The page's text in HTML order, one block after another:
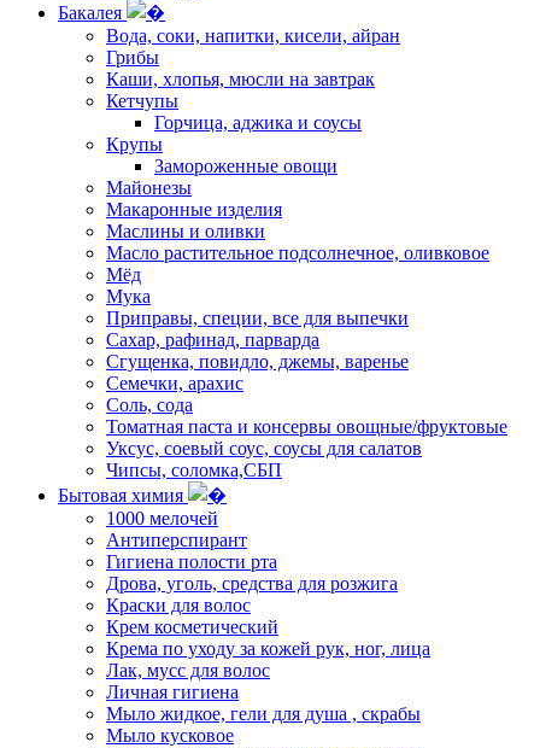
Бакалея
Вода, соки, напитки, кисели, айран
Грибы
Каши, хлопья, мюсли на завтрак
Кетчупы
Горчица, аджика и соусы
Крупы
Замороженные овощи
Майонезы
Макаронные изделия
Маслины и оливки
Масло растительное подсолнечное, оливковое
Мёд
Мука
Приправы, специи, все для выпечки
Сахар, рафинад, парварда
Сгущенка, повидло, джемы, варенье
Семечки, арахис
Соль, сода
Томатная паста и консервы овощные/фруктовые
Уксус, соевый соус, соусы для салатов
Чипсы, соломка,СБП
Бытовая химия
1000 мелочей
Антиперспирант
Гигиена полости рта
Дрова, уголь, средства для розжига
Краски для волос
Крем косметический
Крема по уходу за кожей рук, ног, лица
Лак, мусс для волос
Личная гигиена
Мыло жидкое, гели для душа , скрабы
Мыло кусковое